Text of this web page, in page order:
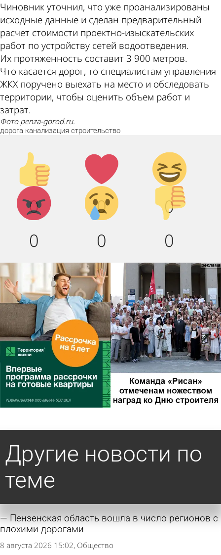
Чиновник уточнил, что уже проанализированы
исходные данные и сделан предварительный
расчет стоимости проектно-изыскательских
работ по устройству сетей водоотведения.
Их протяженность составит 3 900 метров.
Что касается дорог, то специалистам управления
ЖКХ поручено выехать на место и обследовать
территории, чтобы оценить объем работ и
затрат.
Фото penza-gorod.ru.
дорога канализация строительство
Палец
вверх!
0
Лайк!
0
Дикий
смех!
0
Агрессия!
0
Грусть :
(
0
Палец
вниз!
0
Другие новости по
теме
Пензенская область вошла в число регионов с
плохими дорогами
8 августа 2026 15:02 Общество